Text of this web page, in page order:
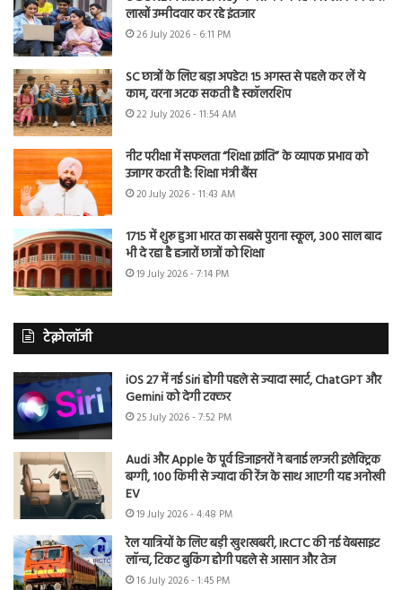
लाखों उम्मीदवार कर रहे इंतजार
26 July 2026 - 6:11 PM
SC छात्रों के लिए बड़ा अपडेट! 15 अगस्त से पहले कर लें ये
काम, वरना अटक सकती है स्कॉलरशिप
22 July 2026 - 11:54 AM
नीट परीक्षा में सफलता “शिक्षा क्रांति” के व्यापक प्रभाव को
उजागर करती है: शिक्षा मंत्री बैंस
20 July 2026 - 11:43 AM
1715 में शुरू हुआ भारत का सबसे पुराना स्कूल, 300 साल बाद
भी दे रहा है हजारों छात्रों को शिक्षा
19 July 2026 - 7:14 PM
टेक्नोलॉजी
iOS 27 में नई Siri होगी पहले से ज्यादा स्मार्ट, ChatGPT और
Gemini को देगी टक्कर
25 July 2026 - 7:52 PM
Audi और Apple के पूर्व डिजाइनरों ने बनाई लग्जरी इलेक्ट्रिक
बग्गी, 100 किमी से ज्यादा की रेंज के साथ आएगी यह अनोखी
EV
19 July 2026 - 4:48 PM
रेल यात्रियों के लिए बड़ी खुशखबरी, IRCTC की नई वेबसाइट
लॉन्च, टिकट बुकिंग होगी पहले से आसान और तेज
16 July 2026 - 1:45 PM